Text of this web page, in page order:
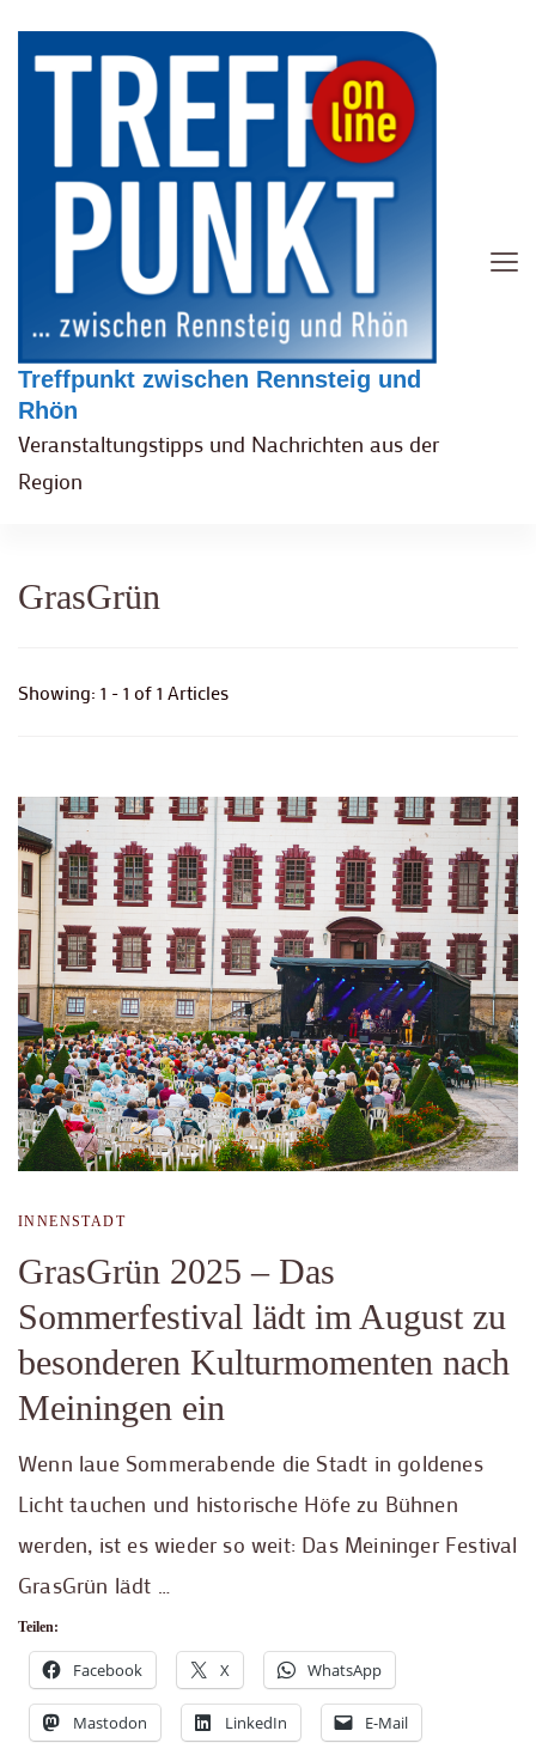
Treffpunkt zwischen Rennsteig und
Rhön
Veranstaltungstipps und Nachrichten aus der
Region
GrasGrün
Showing: 1 - 1 of 1 Articles
INNENSTADT
GrasGrün 2025 – Das
Sommerfestival lädt im August zu
besonderen Kulturmomenten nach
Meiningen ein
Wenn laue Sommerabende die Stadt in goldenes
Licht tauchen und historische Höfe zu Bühnen
werden, ist es wieder so weit: Das Meininger Festival
GrasGrün lädt …
Teilen:
Facebook X WhatsApp
Mastodon LinkedIn E-Mail